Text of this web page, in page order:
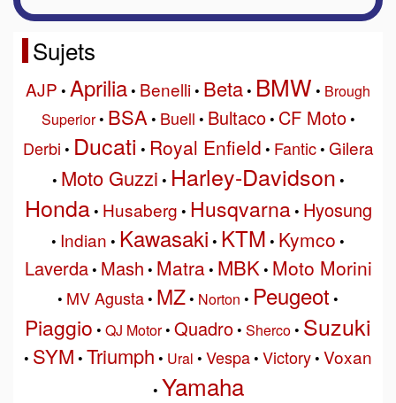
Sujets
AJP • Aprilia• Benelli• Beta• BMW • Brough
Superior• BSA• Buell • Bultaco• CF Moto•
Derbi • Ducati • Royal Enfield • Fantic• Gilera
• Moto Guzzi • Harley-Davidson •
Honda• Husaberg • Husqvarna• Hyosung
• Indian • Kawasaki • KTM • Kymco •
Laverda• Mash • Matra• MBK• Moto Morini
• MV Agusta• MZ• Norton • Peugeot •
Piaggio • QJ Motor• Quadro• Sherco• Suzuki
• SYM • Triumph • Ural • Vespa• Victory• Voxan
• Yamaha